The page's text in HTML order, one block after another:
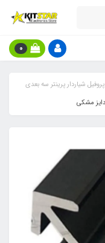
0
پروفیل شیاردار پرینتر سه بعدی